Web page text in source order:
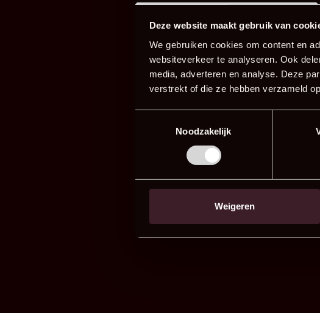
Deze website maakt gebruik van
We gebruiken cookies om content en
websiteverkeer te analyseren. Ook
media, adverteren en analyse. Deze
verstrekt of die ze hebben verzameld
Noodzakelijk
Weigeren